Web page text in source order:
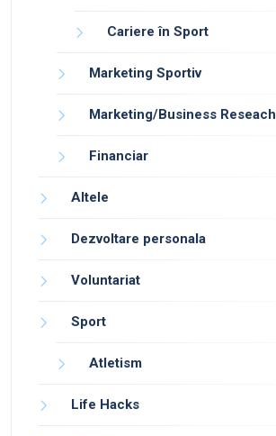
Cariere în Sport
Marketing Sportiv
Marketing/Business Reseach
Financiar
Altele
Dezvoltare personala
Voluntariat
Sport
Atletism
Life Hacks